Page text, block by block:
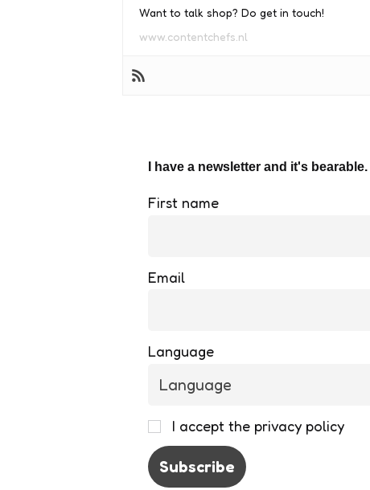
Want to talk shop? Do get in touch!
www.contentchefs.nl
I have a newsletter and it's
First name
Email
Language
I accept the privacy policy